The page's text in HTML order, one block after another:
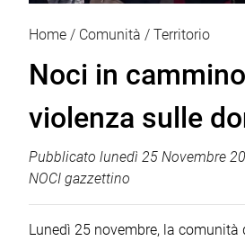
Home Comunità Territorio
Noci in
violenza sulle
Pubblicato lunedì 25 Novembre
NOCI gazzettino
Lunedì 25 novembre, la comunità